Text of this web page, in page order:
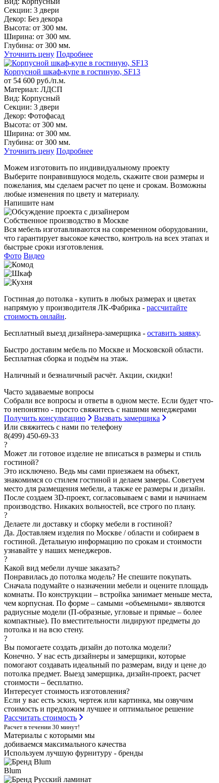
Секции: 3 двери
Декор: Без декора
Высота: от 300 мм.
Ширина: от 300 мм.
Глубина: от 300 мм.
Уточнить цену Подробнее
Корпусной шкаф-купе в гостиную, SF13
от 54 600 руб./п.м.
Материал: ЛДСП
Вид: Корпусный
Секции: 3 двери
Декор: Фотофасад
Высота: от 300 мм.
Ширина: от 300 мм.
Глубина: от 300 мм.
Уточнить цену Подробнее
Можем изготовить по индивидуальному проекту
Выберите понравившуюся модель, скажите свои размеры и
пожелания, мы сделаем расчет по цене и срокам. Возможны
любые изменения по цвету и материалу.
Напишите нам
Собственное производство в Москве
Вся мебель изготавливаются на современном оборудовании,
что гарантирует высокое качество, контроль на всех этапах и
быстрые сроки изготовления.
Фото Видео
Гостиная до потолка - купить в любых размерах и цветах
напрямую у производителя ЛК-Фабрика - рассчитайте
стоимость онлайн.
Бесплатный выезд дизайнера-замерщика - оставить заявку.
Быстро доставим мебель по Москве и Московской области.
Бесплатная сборка и подъём на этаж.
Наличный и безналичный расчёт. Акции, скидки!
Часто задаваемые вопросы
Собрали все вопросы и ответы в одном месте. Если будет что-
то непонятно - просто свяжитесь с нашими менеджерами
Получить консультацию
Вызвать замерщика
Или свяжитесь с нами по телефону
8(499) 450-69-33
?
Может ли готовое изделие не вписаться в размеры и стиль
гостиной?
Это исключено. Ведь мы сами приезжаем на объект,
знакомимся со стилем гостиной и делаем замеры. Советуем
место для размещения мебели, а также ее размеры и дизайн.
После создаем 3D-проект, согласовываем с вами и начинаем
производство. Никаких вольностей, все строго по плану.
?
Делаете ли доставку и сборку мебели в гостиной?
Да. Доставляем изделия по Москве / области и собираем в
гостиной. Детальную информацию по срокам и стоимости
узнавайте у наших менеджеров.
?
Какой вид мебели лучше заказать?
Понравилась до потолка модель? Не спешите покупать.
Сначала подумайте о назначении мебели и оцените площадь
комнаты. По конструкции – встройка занимает меньше места,
чем корпусная. По форме – самыми «объемными» являются
радиусные модели (П-образные, угловые и прямые – более
компактные). По вместительности лидируют предметы до
потолка и на всю стену.
?
Вы помогаете создать дизайн до потолка модели?
Конечно. У нас есть дизайнеры и замерщики, которые
помогают создавать идеальный по размерам, виду и цене до
потолка предмет. Выезд замерщика, дизайн-проект, расчет
стоимости – бесплатно.
Интересует стоимость изготовления?
Если у вас есть эскиз, чертеж или картинка, мы озвучим
стоимость и предложим лучшее и оптимальное решение
Рассчитать стоимость
Расчет в течении 30 минут!
Материалы с которыми мы
добиваемся максимального качества
Используем лучшую фурнитуру - бренды
Blum